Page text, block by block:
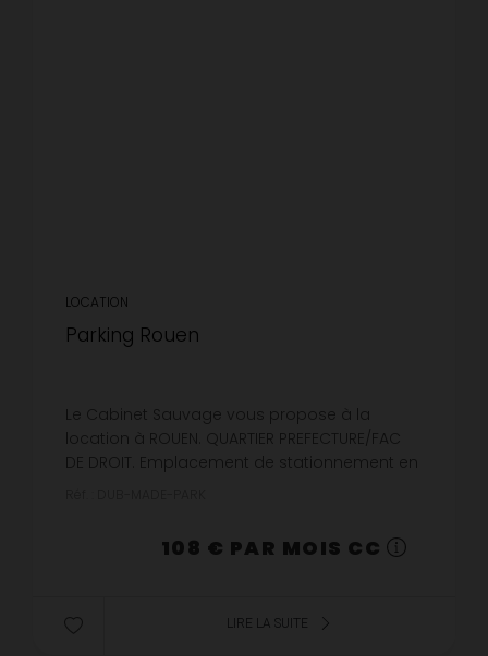
LOCATION
Parking Rouen
Le Cabinet Sauvage vous propose à la
location à ROUEN. QUARTIER PREFECTURE/FAC
DE DROIT. Emplacement de stationnement en
108 € PAR MOIS CC
LIRE LA SUITE